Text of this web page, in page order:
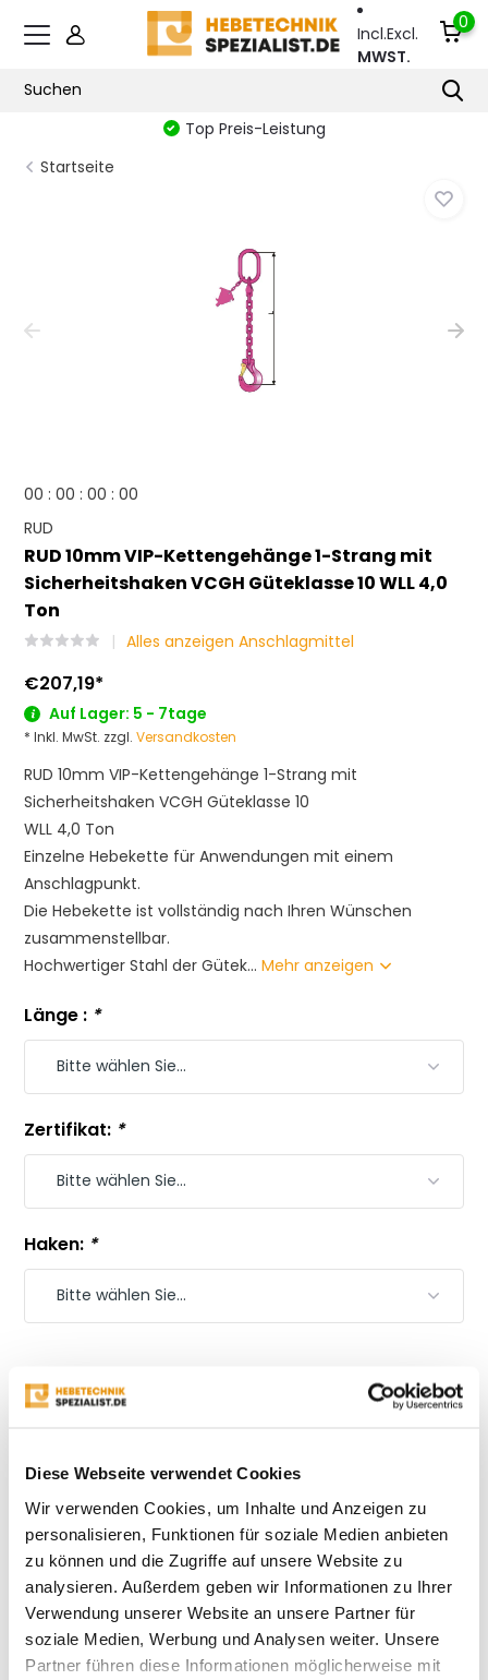
Diese Webseite verwendet Cookies
Wir verwenden Cookies, um Inhalte und Anzeigen zu
personalisieren, Funktionen für soziale Medien anbieten
zu können und die Zugriffe auf unsere Website zu
analysieren. Außerdem geben wir Informationen zu Ihrer
Verwendung unserer Website an unsere Partner für
soziale Medien, Werbung und Analysen weiter. Unsere
Partner führen diese Informationen möglicherweise mit
Incl.Excl.
MWST.
0
Top Preis-Leistung
Startseite
00 :00 :00 :00
RUD
RUD 10mm VIP-Kettengehänge 1-Strang mit
Sicherheitshaken VCGH Güteklasse 10 WLL 4,0
Ton
Alles anzeigen Anschlagmittel
€207,19*
Auf Lager: 5 - 7tage
* Inkl. MwSt. zzgl.Versandkosten
RUD 10mm VIP-Kettengehänge 1-Strang mit
Sicherheitshaken VCGH Güteklasse 10
WLL 4,0 Ton
Einzelne Hebekette für Anwendungen mit einem
Anschlagpunkt.
Die Hebekette ist vollständig nach Ihren Wünschen
zusammenstellbar.
Hochwertiger Stahl der Gütek...Mehr anzeigen
Länge : *
Zertifikat: *
Haken: *
Top Preis-Leistung
Vergleichen
Produktbeschreibung